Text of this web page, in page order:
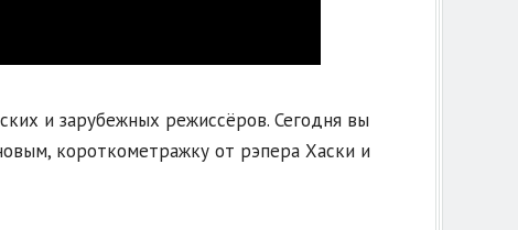
и зарубежных режиссёров. Сегодня вы
короткометражку от рэпера Хаски и